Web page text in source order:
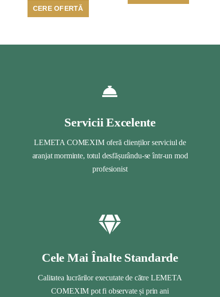
CERE OFERTĂ
Servicii Excelente
LEMETA COMEXIM oferă clienților serviciul de
aranjat morminte, totul desfășurându-se într-un mod
profesionist
Cele Mai Înalte Standarde
Calitatea lucrărilor executate de către LEMETA
COMEXIM pot fi observate și prin ani